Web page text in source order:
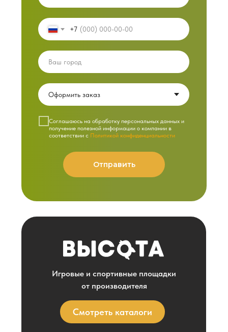
+7
Cоглашаюсь на обработку персональных данных и
получение полезной информации о компании в
соответствии с Политикой конфиденциальности
Отправить
Смотреть каталоги
Игровые и спортивные площадки
от производителя